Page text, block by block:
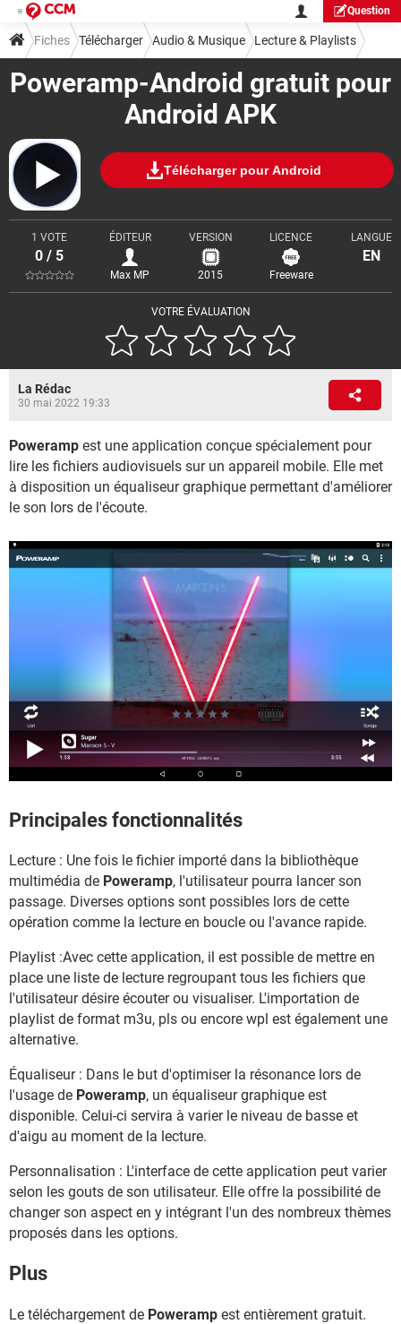
Question
Poweramp-Android gratuit pour
Android APK
Télécharger pour Android
VOTRE ÉVALUATION
1 VOTE
0 / 5
ÉDITEUR
Max MP
VERSION
2015
LICENCE
Freeware
LANGUE
EN
Fiches Télécharger Audio & Musique Lecture & Playlists
La Rédac
30 mai 2022 19:33
Poweramp est une application conçue spécialement pour
lire les fichiers audiovisuels sur un appareil mobile. Elle met
à disposition un équaliseur graphique permettant d'améliorer
le son lors de l'écoute.
Principales fonctionnalités
Lecture : Une fois le fichier importé dans la bibliothèque
multimédia de Poweramp, l'utilisateur pourra lancer son
passage. Diverses options sont possibles lors de cette
opération comme la lecture en boucle ou l'avance rapide.
Playlist :Avec cette application, il est possible de mettre en
place une liste de lecture regroupant tous les fichiers que
l'utilisateur désire écouter ou visualiser. L'importation de
playlist de format m3u, pls ou encore wpl est également une
alternative.
Équaliseur : Dans le but d'optimiser la résonance lors de
l'usage de Poweramp, un équaliseur graphique est
disponible. Celui-ci servira à varier le niveau de basse et
d'aigu au moment de la lecture.
Personnalisation : L'interface de cette application peut varier
selon les gouts de son utilisateur. Elle offre la possibilité de
changer son aspect en y intégrant l'un des nombreux thèmes
proposés dans les options.
Plus
Le téléchargement de Poweramp est entièrement gratuit.